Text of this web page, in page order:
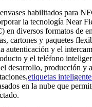
habilitados para
la tecnología Near
en diversos formatos de
cartones y paquetes
autenticación y el
y el teléfono
desarrollo, producción y
etiquetas
​​en la nube que